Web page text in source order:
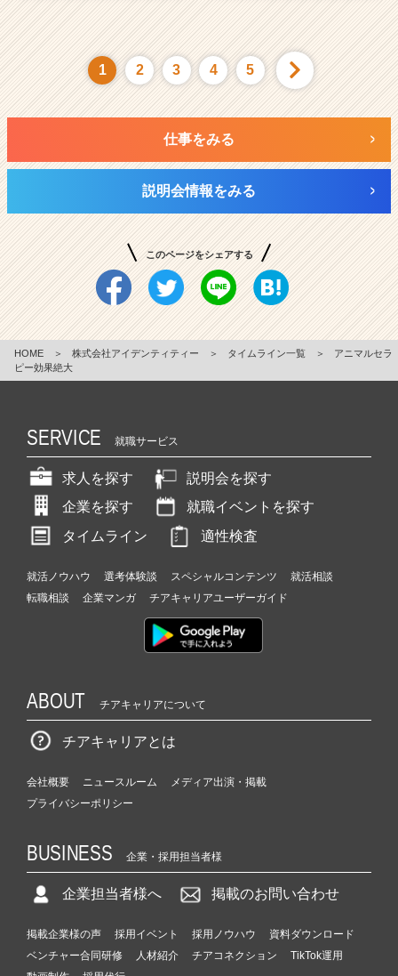
1 2 3 4 5
仕事をみる
説明会情報をみる
このページをシェアする
HOME ＞ 株式会社アイデンティティー ＞ タイムライン一覧 ＞
アニマルセラ
ピー効果絶大
SERVICE 就職サービス
求人を探す
説明会を探す
企業を探す
就職イベントを探す
タイムライン
適性検査
就活ノウハウ 選考体験談 スペシャルコンテンツ
就活相談
転職相談
企業マンガ チアキャリアユーザーガイド
ABOUT チアキャリアについて
チアキャリアとは
会社概要 ニュースルーム
メディア出演・掲載
プライバシーポリシー
BUSINESS 企業・採用担当者様
企業担当者様へ 掲載のお問い合わせ
掲載企業様の声 採用イベント 採用ノウハウ
資料ダウンロード
ベンチャー合同研修
人材紹介 チアコネクション
TikTok運用